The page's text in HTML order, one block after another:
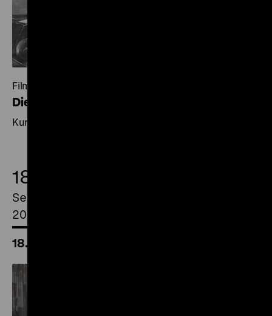
Filme von Herta Jülich
Die Frau mit dem Mikroskop
Kurzfilmprogramm
18.
September
2026
18.00 Uhr